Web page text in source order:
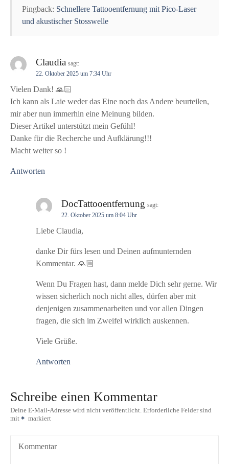
t
i
o
n
Pingback: Schnellere Tattooentfernung mit Pico-Laser
und akustischer Stosswelle
Claudia sagt:
22. Oktober 2025 um 7:34 Uhr
Vielen Dank! 🙏🏻
Ich kann als Laie weder das Eine noch das Andere beurteilen,
mir aber nun immerhin eine Meinung bilden.
Dieser Artikel unterstützt mein Gefühl!
Danke für die Recherche und Aufklärung!!!
Macht weiter so !
Antworten
DocTattooentfernung sagt:
22. Oktober 2025 um 8:04 Uhr
Liebe Claudia,
danke Dir fürs lesen und Deinen aufmunternden
Kommentar. 🙏🏼
Wenn Du Fragen hast, dann melde Dich sehr gerne. Wir
wissen sicherlich noch nicht alles, dürfen aber mit
denjenigen zusammenarbeiten und vor allen Dingen
fragen, die sich im Zweifel wirklich auskennen.
Viele Grüße.
Antworten
Schreibe einen Kommentar
Deine E-Mail-Adresse wird nicht veröffentlicht. Erforderliche Felder sind
mit
markiert
Kommentar